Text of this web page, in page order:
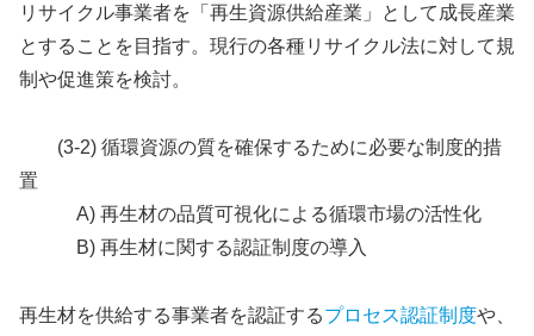
リサイクル事業者を「再生資源供給産業」として成長産業
とすることを目指す。現行の各種リサイクル法に対して規
制や促進策を検討。
(3-2) 循環資源の質を確保するために必要な制度的措
置
A) 再生材の品質可視化による循環市場の活性化
B) 再生材に関する認証制度の導入
再生材を供給する事業者を認証するプロセス認証制度や、